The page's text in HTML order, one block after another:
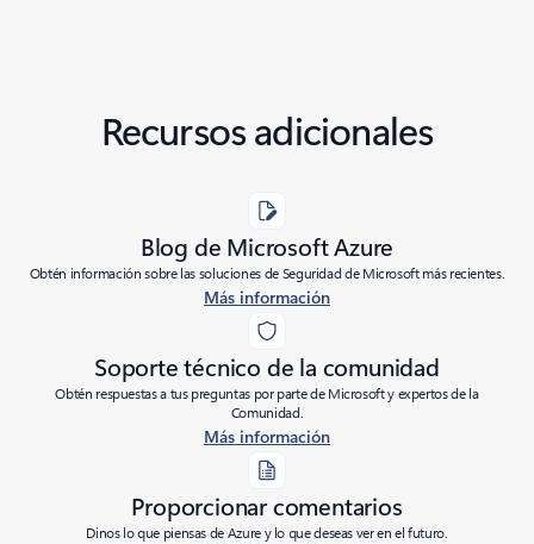
Recursos adicionales
Blog de Microsoft Azure
Obtén información sobre las soluciones de Seguridad de Microsoft más recientes.
Más información
Soporte técnico de la comunidad
Obtén respuestas a tus preguntas por parte de Microsoft y expertos de la
Comunidad.
Más información
Proporcionar comentarios
Dinos lo que piensas de Azure y lo que deseas ver en el futuro.